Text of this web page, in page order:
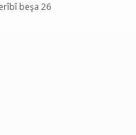
beşa 26